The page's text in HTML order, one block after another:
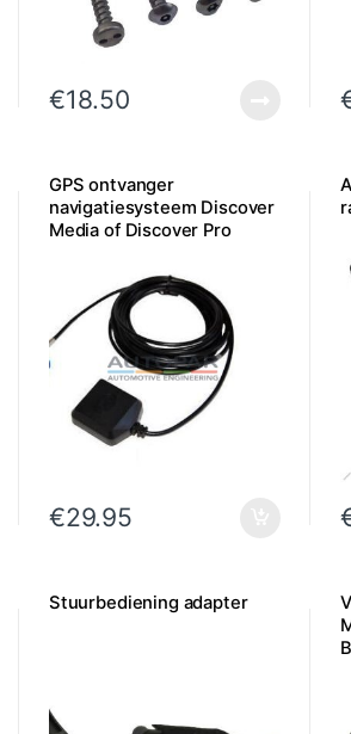
€18.50
GPS ontvanger
navigatiesysteem Discover
Media of Discover Pro
€29.95
Stuurbediening adapter